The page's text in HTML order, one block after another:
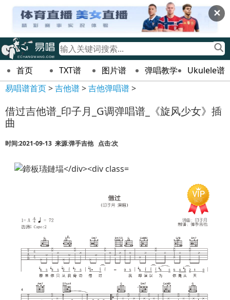
✕
首页 TXT谱 图片谱 弹唱教学
Ukulele谱
易唱谱首页>吉他谱>吉他弹唱谱>
借过吉他谱_印子月_G调弹唱谱_《旋风少女》插
曲
时间:2021-09-13 来源:弹手吉他 点击:次